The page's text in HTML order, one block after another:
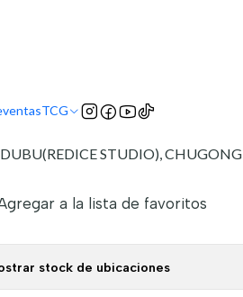
TCG
original:Solo Leveling
DUBU(REDICE STUDIO), CHUGONG
a la lista de favoritos
stock de ubicaciones